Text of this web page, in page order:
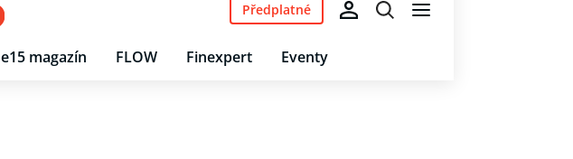
e15 magazín FLOW Finexpert Eventy
Předplatné